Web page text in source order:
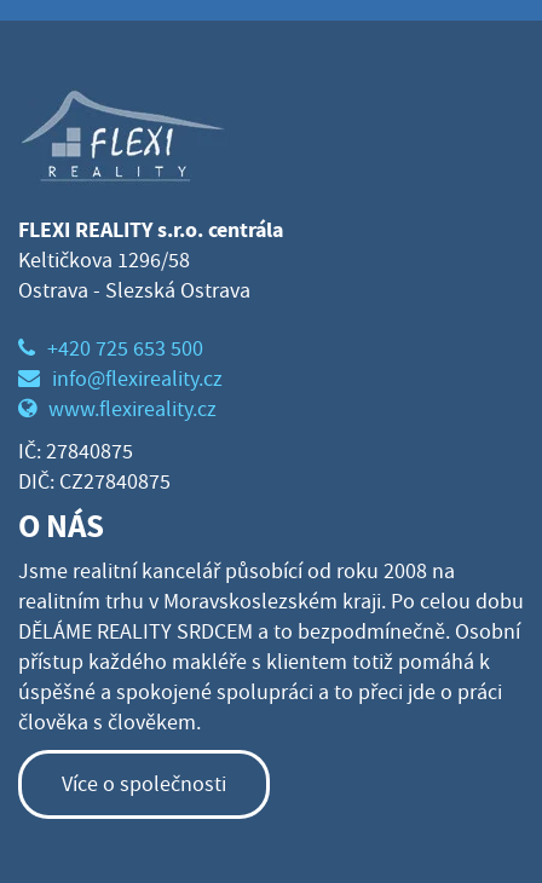
FLEXI REALITY s.r.o. centrála
Keltičkova 1296/58
Ostrava - Slezská Ostrava
+420 725 653 500
info@flexireality.cz
www.flexireality.cz
IČ: 27840875
DIČ: CZ27840875
O NÁS
Jsme realitní kancelář působící od roku 2008 na
realitním trhu v Moravskoslezském kraji. Po celou dobu
DĚLÁME REALITY SRDCEM a to bezpodmínečně. Osobní
přístup každého makléře s klientem totiž pomáhá k
úspěšné a spokojené spolupráci a to přeci jde o práci
člověka s člověkem.
Více o společnosti